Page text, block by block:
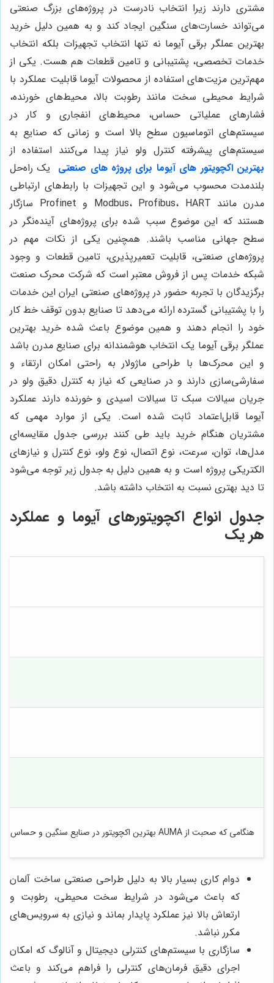
مشتری دارند زیرا انتخاب نادرست در پروژه‌های بزرگ صنعتی
می‌تواند خسارت‌های سنگین ایجاد کند و به همین دلیل خرید
بهترین عملگر برقی آیوما نه تنها انتخاب تجهیزات بلکه انتخاب
خدمات تخصصی، پشتیبانی و تامین قطعات هم هست. یکی از
مهم‌ترین مزیت‌های استفاده از محصولات آیوما قابلیت عملکرد با
شرایط محیطی سخت مانند رطوبت بالا، محیط‌های خورنده،
فشارهای عملیاتی حساس، محیط‌های انفجاری و کار در
سیستم‌های اتوماسیون سطح بالا است و زمانی که صنایع به
سیستم‌های پیشرفته کنترل ولو نیاز پیدا می‌کنند استفاده از
بهترین اکچویتور های آیوما برای پروژه های صنعتی یک راه‌حل
بلندمدت محسوب می‌شود و این تجهیزات با رابط‌های ارتباطی
مدرن مانند Modbus، Profibus، HART و Profinet سازگار
هستند که این موضوع سبب شده برای پروژه‌های آینده‌نگر در
سطح جهانی مناسب باشند. همچنین یکی از نکات مهم در
پروژه‌های صنعتی، قابلیت تعمیرپذیری، تامین قطعات و وجود
شبکه خدمات پس از فروش معتبر است که شرکت محرک صنعت
برگزیدگان با تجربه حضور در پروژه‌های صنعتی ایران این خدمات
را با پشتیبانی گسترده ارائه می‌دهد تا صنایع بدون توقف خط کار
خود را انجام دهند و همین موضوع باعث شده خرید بهترین
عملگر برقی آیوما یک انتخاب هوشمندانه برای صنایع مدرن باشد
و این محرک‌ها با طراحی ماژولار به راحتی امکان ارتقاء و
سفارشی‌سازی دارند و در صنایعی که نیاز به کنترل دقیق ولو در
جریان سیالات سبک تا سیالات اسیدی و خورنده دارند عملکرد
آیوما قابل‌اعتماد ثابت شده است. یکی از موارد مهمی که
مشتریان هنگام خرید باید طی کنند بررسی جدول مقایسه‌ای
مدل‌ها، توان، سرعت، نوع اتصال، نوع ولو، نوع کنترل و نیازهای
الکتریکی پروژه است و به همین دلیل به جدول زیر توجه می‌شود
تا دید بهتری نسبت به انتخاب داشته باشد.
جدول انواع اکچویتورهای آیوما و عملکرد
هر یک
هنگامی که صحبت از AUMA بهترین اکچویتور در صنایع سنگین و حساس می‌شود دلایل فنی زیادی وجود دارد که این برند را انتخاب اول متخصصین کرده و این دلایل شامل موارد زیر است که هرکدام توضیح فنی قابل‌توجهی دارند.
دوام کاری بسیار بالا به دلیل طراحی صنعتی ساخت آلمان
که باعث می‌شود در شرایط سخت محیطی، رطوبت و
ارتعاش بالا نیز عملکرد پایدار بماند و نیازی به سرویس‌های
مکرر نباشد.
سازگاری با سیستم‌های کنترلی دیجیتال و آنالوگ که امکان
اجرای دقیق فرمان‌های کنترلی را فراهم می‌کند و باعث